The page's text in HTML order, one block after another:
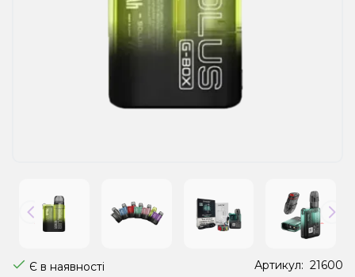
Рідини для електронних сигарет
Є в наявності Артикул: 21600